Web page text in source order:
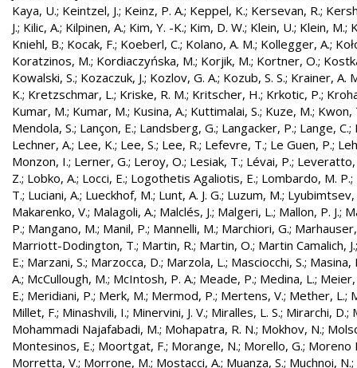
Kaya, U.; Keintzel, J.; Keinz, P. A.; Keppel, K.; Kersevan, R.;
J.; Kilic, A.; Kilpinen, A.; Kim, Y. -K.; Kim, D. W.; Klein, U.; Klein, M.;
Kniehl, B.; Kocak, F.; Koeberl, C.; Kolano, A. M.; Kollegger, A.;
Koratzinos, M.; Kordiaczyńska, M.; Korjik, M.; Kortner, O.;
Kowalski, S.; Kozaczuk, J.; Kozlov, G. A.; Kozub, S. S.; Krainer, A.
K.; Kretzschmar, L.; Kriske, R. M.; Kritscher, H.; Krkotic, P.;
Kumar, M.; Kumar, M.; Kusina, A.; Kuttimalai, S.; Kuze, M.; Kwon,
Mendola, S.; Lançon, E.; Landsberg, G.; Langacker, P.; Lange, C.;
Lechner, A.; Lee, K.; Lee, S.; Lee, R.; Lefevre, T.; Le Guen, P.;
Monzon, I.; Lerner, G.; Leroy, O.; Lesiak, T.; Lévai, P.; Leveratto,
Z.; Lobko, A.; Locci, E.; Logothetis Agaliotis, E.; Lombardo, M. P.;
T.; Luciani, A.; Lueckhof, M.; Lunt, A. J. G.; Luzum, M.; Lyubimtsev,
Makarenko, V.; Malagoli, A.; Malclés, J.; Malgeri, L.; Mallon, P. J.;
P.; Mangano, M.; Manil, P.; Mannelli, M.; Marchiori, G.;
Marriott-Dodington, T.; Martin, R.; Martin, O.; Martin Camalich, J.
E.; Marzani, S.; Marzocca, D.; Marzola, L.; Masciocchi, S.; Masina,
A.; McCullough, M.; McIntosh, P. A.; Meade, P.; Medina, L.; Meier,
E.; Meridiani, P.; Merk, M.; Mermod, P.; Mertens, V.; Mether, L.;
Millet, F.; Minashvili, I.; Minervini, J. V.; Miralles, L. S.; Mirarchi, D.;
Mohammadi Najafabadi, M.; Mohapatra, R. N.; Mokhov, N.;
Montesinos, E.; Moortgat, F.; Morange, N.; Morello, G.; Moreno
Morretta, V.; Morrone, M.; Mostacci, A.; Muanza, S.; Muchnoi, N.;